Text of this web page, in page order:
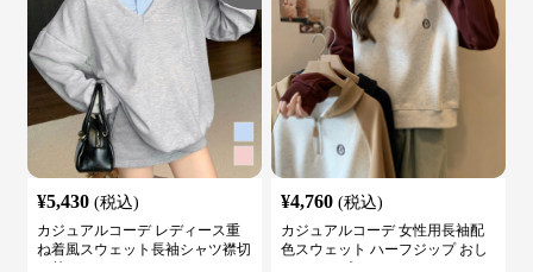
¥5,430 (税込)
カジュアルコーデ レディース重
ね着風スウェット長袖シャツ襟切
¥4,760 (税込)
カジュアルコーデ 女性用長袖配
色スウェット ハーフジップ おし